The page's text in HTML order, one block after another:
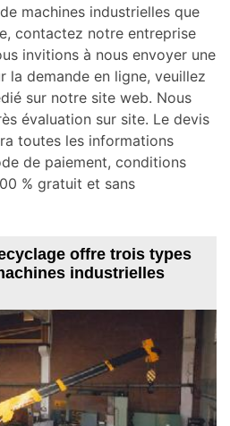
machines industrielles que
contactez notre entreprise
invitions à nous envoyer une
la demande en ligne, veuillez
sur notre site web. Nous
évaluation sur site. Le devis
toutes les informations
de paiement, conditions
% gratuit et sans
offre trois types
industrielles